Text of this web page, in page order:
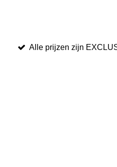
Alle prijzen zijn